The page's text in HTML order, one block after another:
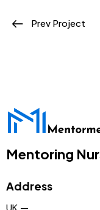
Prev Project
Mentoring
Address